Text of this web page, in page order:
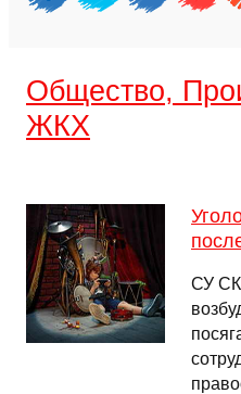
Общество,
ЖКХ
СУ СК